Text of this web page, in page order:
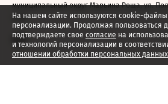
На нашем сайте используются cookie-файлы
персонализации. Продолжая пользоваться
подтверждаете свое согласие на
и технологий персонализации в
отношении обработки персональных
муниципальный округ Марьина Роща, ул.
2026